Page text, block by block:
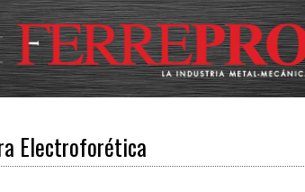
Electroforética